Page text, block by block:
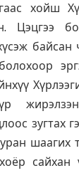
хойш
Цэцгээ
байсан
зугтах
шаагих
сайхан